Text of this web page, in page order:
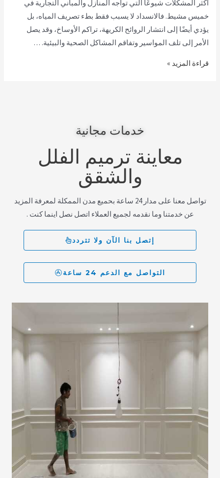
أكثر المشكلات شيوعًا التي تواجه المنازل والمباني التجارية في
خميس مشيط. فالانسداد لا يسبب فقط بطء تصريف المياه، بل
يؤدي أيضًا إلى انتشار الروائح الكريهة، تراكم الأوساخ، وقد يصل
الأمر إلى تلف المواسير وتفاقم المشاكل الصحية والبيئية. …
قراءة المزيد »
خدمات مجانية
معاينة ترميم الفلل
والشقق
تواصل معنا على مدار 24 ساعة بحميع مدن الممكلة لمعرفة المزيد
عن خدمتنا وما نقدمه لجميع العملاء اتصل نصل اينما كنت .
إتصل بنا الآن ولا تتردد
التواصل مع الدعم 24 ساعة